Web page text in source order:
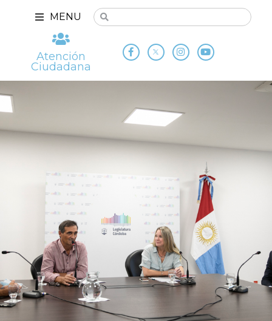
MENU
Atención
Ciudadana